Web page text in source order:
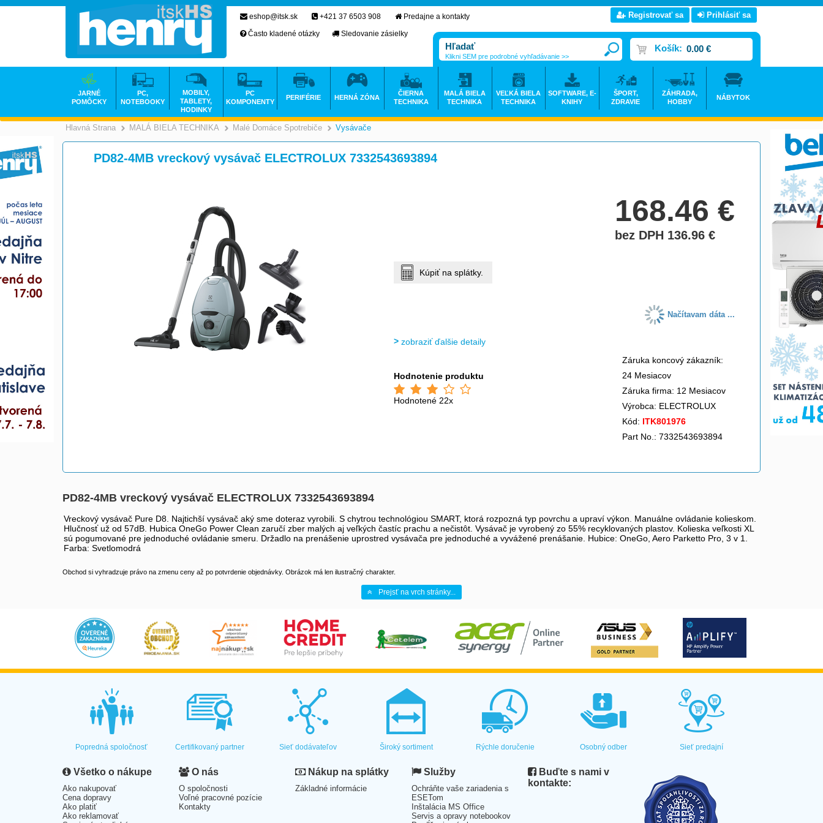
Hlavná Strana >
MALÁ BIELA TECHNIKA >
Malé Domáce Spotrebiče >
Vysávače
PD82-4MB vreckový vysávač ELECTROLUX 7332543693894
168.46€
bez DPH 136.96€
Kúpiť na splátky.
Načítavam dáta ...
zobraziť ďalšie detaily
Hodnotenie produktu
Hodnotené 22x
Záruka koncový zákazník:
24 Mesiacov
Záruka firma: 12 Mesiacov
Výrobca: ELECTROLUX
Kód: ITK801976
Part No.: 7332543693894
PD82-4MB vreckový vysávač ELECTROLUX 7332543693894
Vreckový vysávač Pure D8. Najtichší vysávač aký sme doteraz vyrobili. S chytrou technológiou SMART, ktorá rozpozná typ povrchu a upraví výkon. Manuálne ovládanie kolieskom.
Hlučnosť už od 57dB. Hubica OneGo Power Clean zaručí zber malých aj veľkých častíc prachu a nečistôt. Vysávač je vyrobený zo 55% recyklovaných plastov. Kolieska veľkosti XL
sú pogumované pre jednoduché ovládanie smeru. Držadlo na prenášenie uprostred vysávača pre jednoduché a vyvážené prenášanie. Hubice: OneGo, Aero Parketto Pro, 3 v 1.
Farba: Svetlomodrá
Obchod si vyhradzuje právo na zmenu ceny až po potvrdenie objednávky. Obrázok má len ilustračný charakter.
Prejsť na vrch stránky...
eshop@itsk.sk +421 37 6503 908
Predajne a kontakty
Často kladené otázky
Sledovanie zásielky
Registrovať sa Prihlásiť sa
Košík: 0.00 €
Klikni SEM pre podrobné vyhľadávanie >>
JARNÉ
POMÔCKY
PC,
NOTEBOOKY
MOBILY,
TABLETY,
HODINKY
PC
KOMPONENTY
PERIFÉRIE HERNÁ ZÓNA
ČIERNA
TECHNIKA
MALÁ BIELA
TECHNIKA
VEĽKÁ BIELA
TECHNIKA
SOFTWARE, E-
KNIHY
ŠPORT,
ZDRAVIE
ZÁHRADA,
HOBBY
NÁBYTOK
Popredná spoločnosť Certifikovaný partner Sieť dodávateľov Široký sortiment Rýchle doručenie Osobný odber Sieť predajní
Všetko o nákupe
Ako nakupovať
Cena dopravy
Ako platiť
Ako reklamovať
O nás
O spoločnosti
Voľné pracovné pozície
Kontakty
Nákup na splátky
Základné informácie
Služby
Ochráňte vaše zariadenia s
ESETom
Inštalácia MS Office
Servis a opravy notebookov
Buďte s nami v
kontakte: